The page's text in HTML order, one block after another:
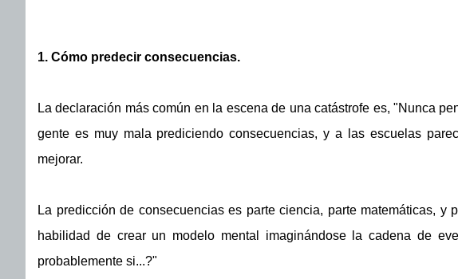
1. Cómo predecir consecuencias.
La declaración más común en la escena de una catástrofe es, "Nunca
gente es muy mala prediciendo consecuencias, y a las escuelas
mejorar.
La predicción de consecuencias es parte ciencia, parte matemáticas, y
habilidad de crear un modelo mental imaginándose la cadena de
probablemente si...?"